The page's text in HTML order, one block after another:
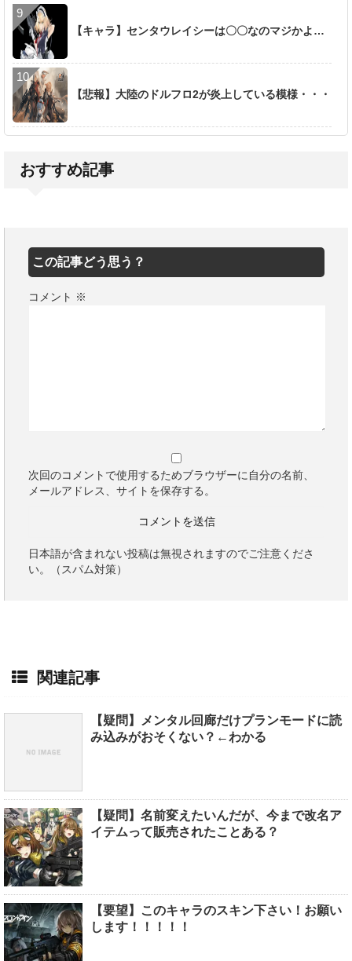
【キャラ】センタウレイシーは〇〇なのマジかよ…
【悲報】大陸のドルフロ2が炎上している模様・・・
おすすめ記事
この記事どう思う？
コメント ※
次回のコメントで使用するためブラウザーに自分の名前、
メールアドレス、サイトを保存する。
日本語が含まれない投稿は無視されますのでご注意くださ
い。（スパム対策）
関連記事
【疑問】メンタル回廊だけプランモードに読
み込みがおそくない？←わかる
【疑問】名前変えたいんだが、今まで改名ア
イテムって販売されたことある？
【要望】このキャラのスキン下さい！お願い
します！！！！！